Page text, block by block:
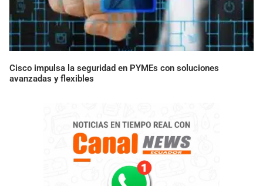
Cisco impulsa la seguridad en PYMEs con soluciones
avanzadas y flexibles